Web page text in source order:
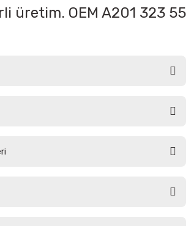
üretim. OEM A201 323 55